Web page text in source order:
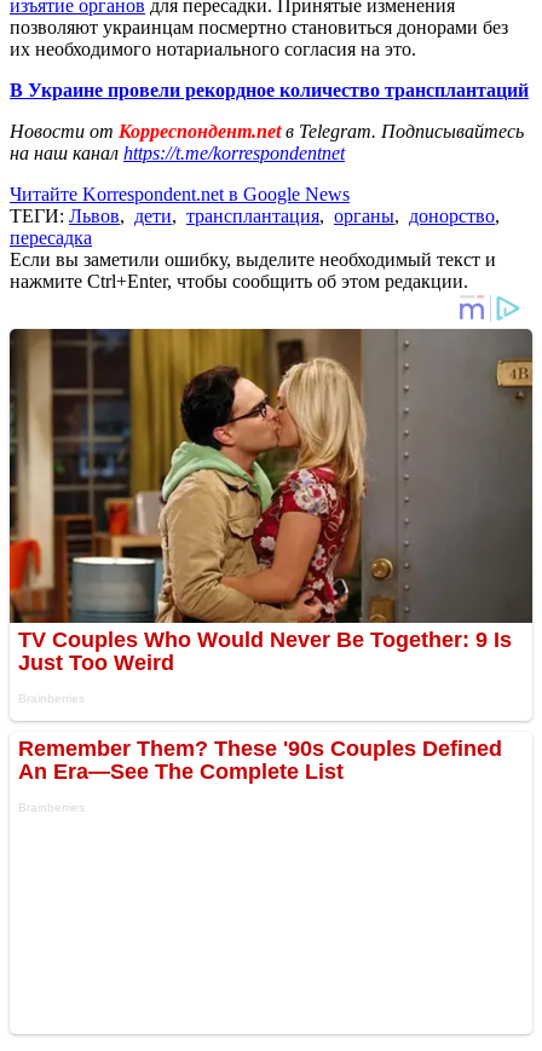
изъятие органов для пересадки. Принятые изменения
позволяют украинцам посмертно становиться донорами без
их необходимого нотариального согласия на это.
В Украине провели рекордное количество трансплантаций
Новости от Корреспондент.netв Telegram. Подписывайтесь
на наш канал https://t.me/korrespondentnet
Читайте Korrespondent.net в Google News
ТЕГИ: Львов, дети, трансплантация, органы, донорство,
пересадка
Если вы заметили ошибку, выделите необходимый текст и
нажмите Ctrl+Enter, чтобы сообщить об этом редакции.